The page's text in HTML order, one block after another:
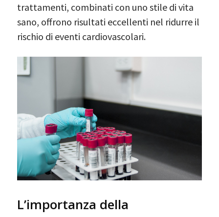
trattamenti, combinati con uno stile di vita
sano, offrono risultati eccellenti nel ridurre il
rischio di eventi cardiovascolari.
L’importanza della